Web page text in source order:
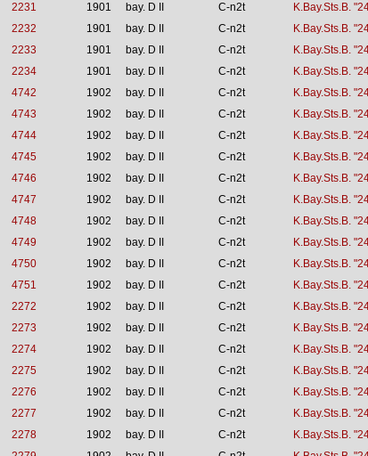
2231 1901 bay. D II C-n2t
K.Bay.Sts.B.
2232 1901 bay. D II C-n2t
K.Bay.Sts.B.
2233 1901 bay. D II C-n2t
K.Bay.Sts.B.
2234 1901 bay. D II C-n2t
K.Bay.Sts.B.
4742 1902 bay. D II C-n2t
K.Bay.Sts.B.
4743 1902 bay. D II C-n2t
K.Bay.Sts.B.
4744 1902 bay. D II C-n2t
K.Bay.Sts.B.
4745 1902 bay. D II C-n2t
K.Bay.Sts.B.
4746 1902 bay. D II C-n2t
K.Bay.Sts.B.
4747 1902 bay. D II C-n2t
K.Bay.Sts.B.
4748 1902 bay. D II C-n2t
K.Bay.Sts.B.
4749 1902 bay. D II C-n2t
K.Bay.Sts.B.
4750 1902 bay. D II C-n2t
K.Bay.Sts.B.
4751 1902 bay. D II C-n2t
K.Bay.Sts.B.
2272 1902 bay. D II C-n2t
K.Bay.Sts.B.
2273 1902 bay. D II C-n2t
K.Bay.Sts.B.
2274 1902 bay. D II C-n2t
K.Bay.Sts.B.
2275 1902 bay. D II C-n2t
K.Bay.Sts.B.
2276 1902 bay. D II C-n2t
K.Bay.Sts.B.
2277 1902 bay. D II C-n2t
K.Bay.Sts.B.
2278 1902 bay. D II C-n2t
K.Bay.Sts.B.